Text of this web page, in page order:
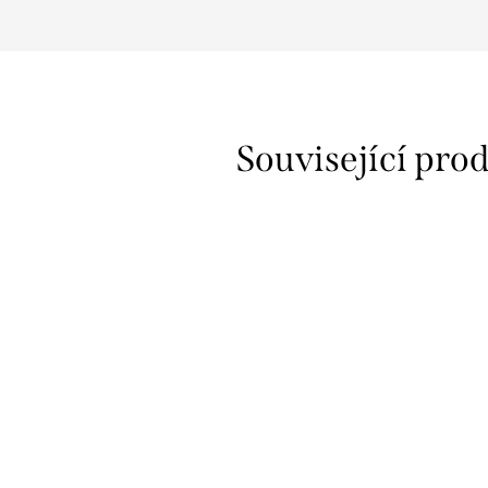
Související